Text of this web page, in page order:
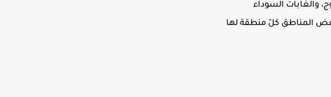
والغابات السوداء
بعض المناطق كلّ منطقة لها